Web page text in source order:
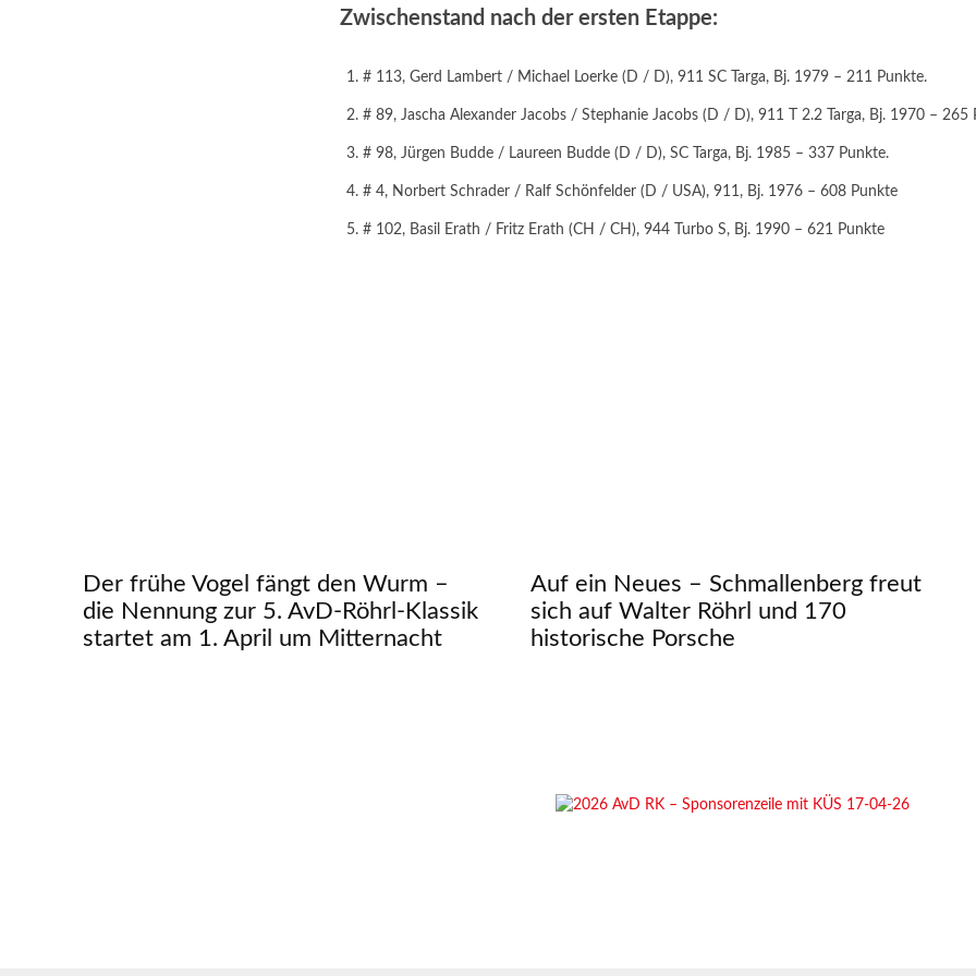
Zwischenstand nach der ersten Etappe:
# 113, Gerd Lambert / Michael Loerke (D / D), 911 SC Targa, Bj. 1979 – 211 Punkte.
# 89, Jascha Alexander Jacobs / Stephanie Jacobs (D / D), 911 T 2.2 Targa, Bj. 1970 – 265
# 98, Jürgen Budde / Laureen Budde (D / D), SC Targa, Bj. 1985 – 337 Punkte.
# 4, Norbert Schrader / Ralf Schönfelder (D / USA), 911, Bj. 1976 – 608 Punkte
# 102, Basil Erath / Fritz Erath (CH / CH), 944 Turbo S, Bj. 1990 – 621 Punkte
Der frühe Vogel fängt den Wurm –
die Nennung zur 5. AvD-Röhrl-Klassik
startet am 1. April um Mitternacht
Auf ein Neues – Schmallenberg freut
sich auf Walter Röhrl und 170
historische Porsche